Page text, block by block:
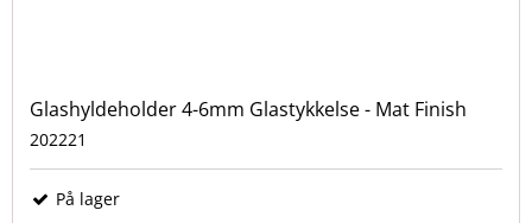
Glashyldeholder 4-6mm Glastykkelse - Mat Finish
202221
På lager